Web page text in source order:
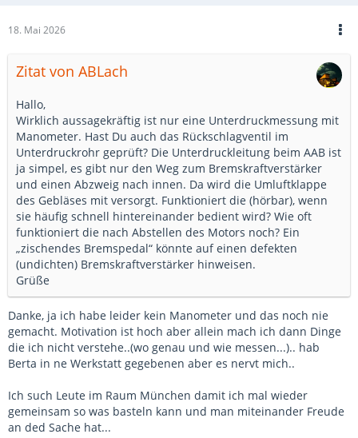
18. Mai 2026
Zitat von ABLach
Hallo,
Wirklich aussagekräftig ist nur eine Unterdruckmessung mit
Manometer. Hast Du auch das Rückschlagventil im
Unterdruckrohr geprüft? Die Unterdruckleitung beim AAB ist
ja simpel, es gibt nur den Weg zum Bremskraftverstärker
und einen Abzweig nach innen. Da wird die Umluftklappe
des Gebläses mit versorgt. Funktioniert die (hörbar), wenn
sie häufig schnell hintereinander bedient wird? Wie oft
funktioniert die nach Abstellen des Motors noch? Ein
„zischendes Bremspedal“ könnte auf einen defekten
(undichten) Bremskraftverstärker hinweisen.
Grüße
Danke, ja ich habe leider kein Manometer und das noch nie
gemacht. Motivation ist hoch aber allein mach ich dann Dinge
die ich nicht verstehe..(wo genau und wie messen...).. hab
Berta in ne Werkstatt gegebenen aber es nervt mich..
Ich such Leute im Raum München damit ich mal wieder
gemeinsam so was basteln kann und man miteinander Freude
an ded Sache hat...